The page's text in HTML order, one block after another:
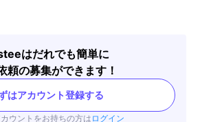
はだれでも簡単に
頼の募集ができます！
はアカウント登録する
ウントをお持ちの方はログイン